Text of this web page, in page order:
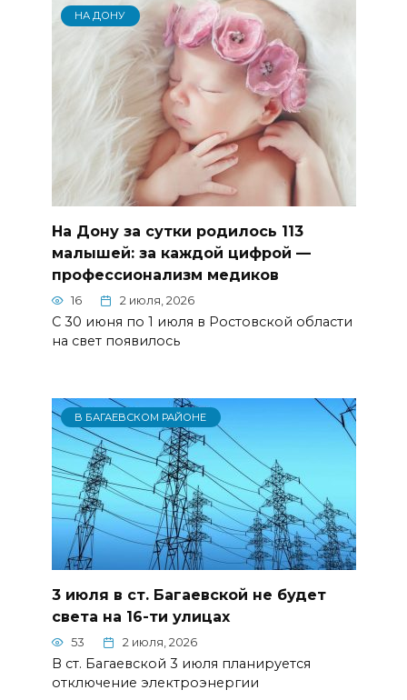
НА ДОНУ
На Дону за сутки родилось 113
малышей: за каждой цифрой —
профессионализм медиков
16 2 июля, 2026
С 30 июня по 1 июля в Ростовской области
на свет появилось
В БАГАЕВСКОМ РАЙОНЕ
3 июля в ст. Багаевской не будет
света на 16-ти улицах
53 2 июля, 2026
В ст. Багаевской 3 июля планируется
отключение электроэнергии